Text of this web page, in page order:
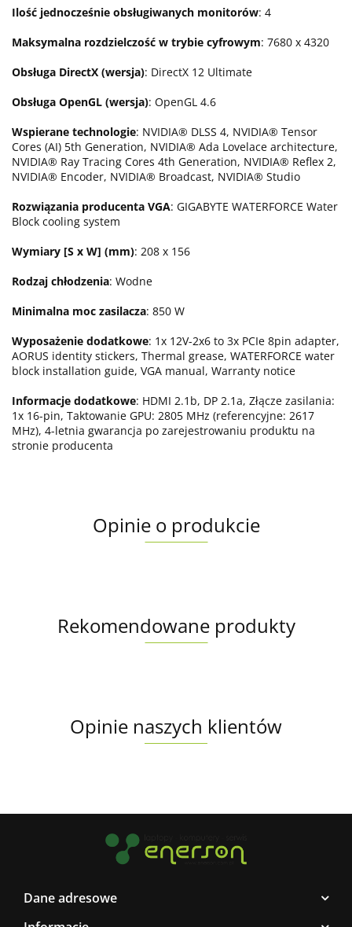
Ilość jednocześnie obsługiwanych monitorów: 4
Maksymalna rozdzielczość w trybie cyfrowym: 7680 x 4320
Obsługa DirectX (wersja): DirectX 12 Ultimate
Obsługa OpenGL (wersja): OpenGL 4.6
Wspierane technologie: NVIDIA® DLSS 4, NVIDIA® Tensor
Cores (AI) 5th Generation, NVIDIA® Ada Lovelace architecture,
NVIDIA® Ray Tracing Cores 4th Generation, NVIDIA® Reflex 2,
NVIDIA® Encoder, NVIDIA® Broadcast, NVIDIA® Studio
Rozwiązania producenta VGA: GIGABYTE WATERFORCE Water
Block cooling system
Wymiary [S x W] (mm): 208 x 156
Rodzaj chłodzenia: Wodne
Minimalna moc zasilacza: 850 W
Wyposażenie dodatkowe: 1x 12V-2x6 to 3x PCIe 8pin adapter,
AORUS identity stickers, Thermal grease, WATERFORCE water
block installation guide, VGA manual, Warranty notice
Informacje dodatkowe: HDMI 2.1b, DP 2.1a, Złącze zasilania:
1x 16-pin, Taktowanie GPU: 2805 MHz (referencyjne: 2617
MHz), 4-letnia gwarancja po zarejestrowaniu produktu na
stronie producenta
Opinie o produkcie
Rekomendowane produkty
Opinie naszych klientów
Dane adresowe